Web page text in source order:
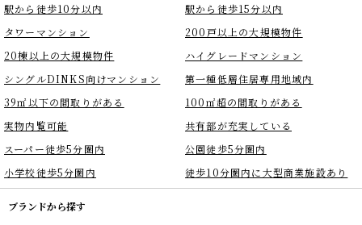
駅から徒歩10分以内
駅から徒歩15分以内
タワーマンション
200戸以上の大規模物件
20棟以上の大規模物件
ハイグレードマンション
シングルDINKS向けマンション
第一種低層住居専用地域内
39㎡以下の間取りがある
100㎡超の間取りがある
実物内覧可能
共有部が充実している
スーパー徒歩5分圏内
公園徒歩5分圏内
小学校徒歩5分圏内
徒歩10分圏内に大型商業施設あり
ブランドから探す